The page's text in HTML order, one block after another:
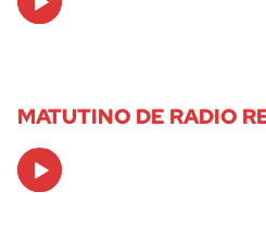
Player
MATUTINO DE RADIO
Audio
Player